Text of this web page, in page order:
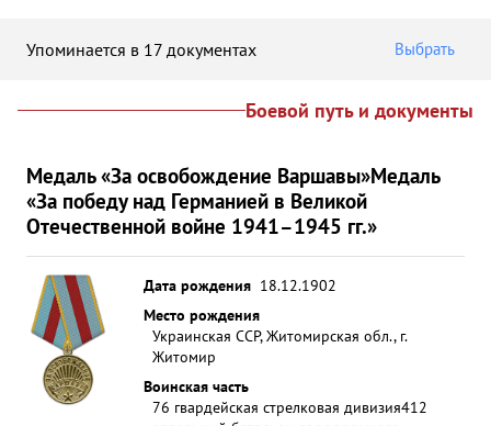
Упоминается в 17 документах Выбрать
Боевой путь и документы
Медаль «За освобождение Варшавы»Медаль
«За победу над Германией в Великой
Отечественной войне 1941–1945 гг.»
Дата рождения 18.12.1902
Место рождения
Украинская ССР, Житомирская обл., г.
Житомир
Воинская часть
76 гвардейская стрелковая дивизия412